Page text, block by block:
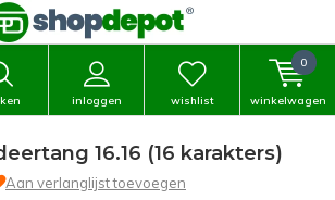
inloggen wishlist winkelwagen
0
16.16 (16 karakters)
Aan verlanglijst toevoegen